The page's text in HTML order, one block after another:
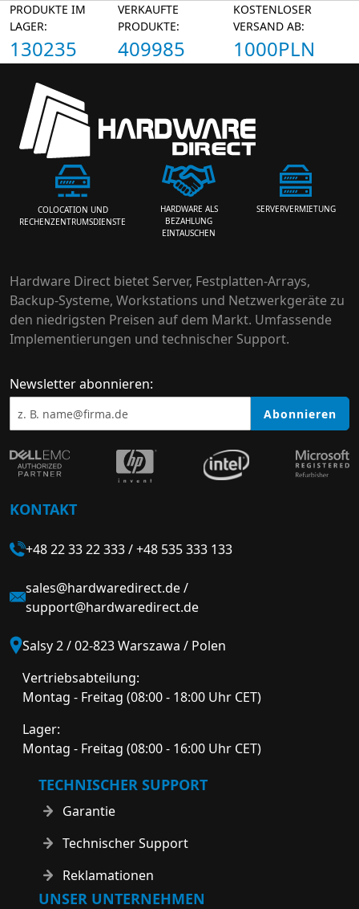
PRODUKTE IM
LAGER:
130235
VERKAUFTE
PRODUKTE:
409985
KOSTENLOSER
VERSAND AB:
1000PLN
COLOCATION UND
RECHENZENTRUMSDIENSTE
HARDWARE ALS
BEZAHLUNG
EINTAUSCHEN
SERVERVERMIETUNG
Hardware Direct bietet Server, Festplatten-Arrays,
Backup-Systeme, Workstations und Netzwerkgeräte zu
den niedrigsten Preisen auf dem Markt. Umfassende
Implementierungen und technischer Support.
Newsletter abonnieren:
Abonnieren
KONTAKT
+48 22 33 22 333/+48 535 333 133
sales@hardwaredirect.de/
support@hardwaredirect.de
Salsy 2 / 02-823 Warszawa / Polen
Vertriebsabteilung:
Montag - Freitag (08:00 - 18:00 Uhr CET)
Lager:
Montag - Freitag (08:00 - 16:00 Uhr CET)
TECHNISCHER SUPPORT
Garantie
Technischer Support
Reklamationen
UNSER UNTERNEHMEN